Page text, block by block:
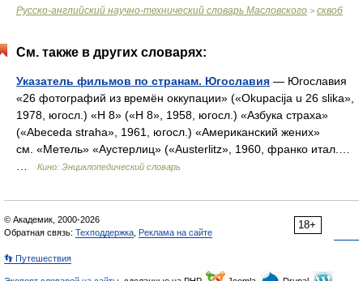
Русско-английский научно-технический словарь Масловского > сквоб
См. также в других словарях:
Указатель фильмов по странам. Югославия — Югославия
«26 фотографий из времён оккупации» («Okupacija u 26 slika»,
1978, югосл.) «H 8» («H 8», 1958, югосл.) «Азбука страха»
(«Abeceda straha», 1961, югосл.) «Американский жених»
см. «Метель» «Аустерлиц» («Austerlitz», 1960, франко итал.…
Кино: Энциклопедический словарь
18+
© Академик, 2000-2026
Обратная связь: Техподдержка Реклама на сайте
👣 Путешествия